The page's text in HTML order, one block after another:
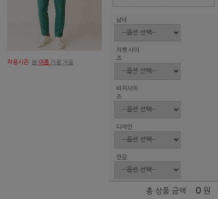
착용시즌: 봄 여름 가을 겨울
남녀
자켓 사이
즈
바지사이
즈
디자인
안감
총 상품 금액 0 원